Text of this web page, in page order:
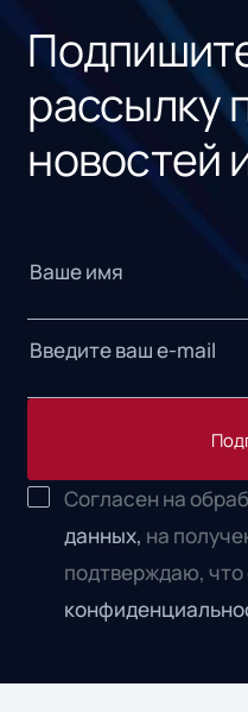
рассылку
новостей
Согласен на
данных, на
подтверждаю,